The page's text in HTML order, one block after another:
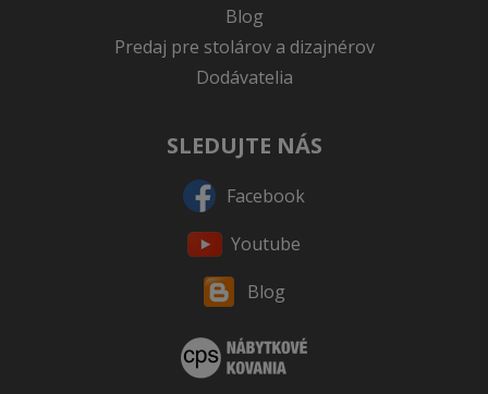
Blog
Predaj pre stolárov a dizajnérov
Dodávatelia
SLEDUJTE NÁS
Facebook
Youtube
Blog